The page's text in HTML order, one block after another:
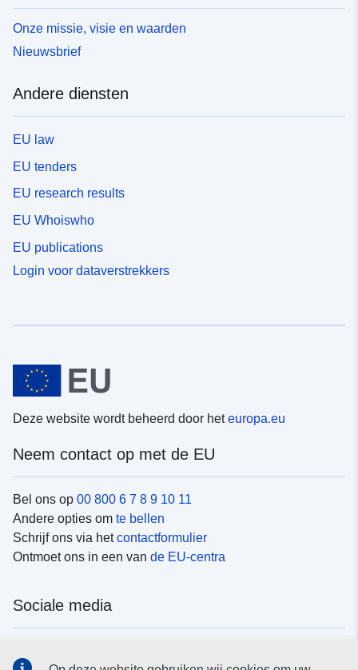
Onze missie, visie en waarden
Nieuwsbrief
Andere diensten
EU law
EU tenders
EU research results
EU Whoiswho
EU publications
Login voor dataverstrekkers
Deze website wordt beheerd door heteuropa.eu
Neem contact op met de EU
Bel ons op 00 800 6 7 8 9 10 11
Andere opties om te bellen
Schrijf ons via hetcontactformulier
Ontmoet ons in een van de EU-centra
Sociale media